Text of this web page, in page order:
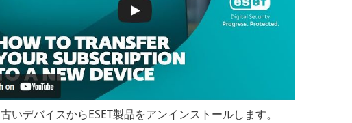
古いデバイスからESET製品をアンインストールします。